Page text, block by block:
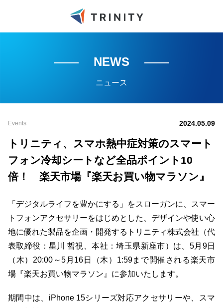
NEWS
ニュース
Events 2024.05.09
トリニティ、スマホ熱中症対策のスマート
フォン冷却シートなど全品ポイント10
倍！ 楽天市場『楽天お買い物マラソン』
「デジタルライフを豊かにする」をスローガンに、スマー
トフォンアクセサリーをはじめとした、デザインや使い心
地に優れた製品を企画・開発するトリニティ株式会社（代
表取締役：星川 哲視、本社：埼玉県新座市）は、5月9日
（木）20:00～5月16日（木）1:59まで開催される楽天市
場『楽天お買い物マラソン』に参加いたします。
期間中は、iPhone 15シリーズ対応アクセサリーや、スマ